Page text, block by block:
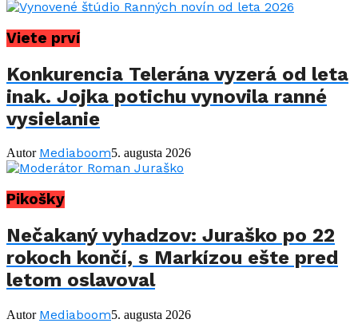
Viete prví
Konkurencia Telerána vyzerá od leta
inak. Jojka potichu vynovila ranné
vysielanie
Autor Mediaboom5. augusta 2026
Pikošky
Nečakaný vyhadzov: Juraško po 22
rokoch končí, s Markízou ešte pred
letom oslavoval
Autor Mediaboom5. augusta 2026